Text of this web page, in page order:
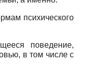
психического
поведение,
в том числе с